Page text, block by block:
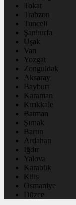
Tokat
Trabzon
Tunceli
Şanlıurfa
Uşak
Van
Yozgat
Zonguldak
Aksaray
Bayburt
Karaman
Kırıkkale
Batman
Şırnak
Bartın
Ardahan
Iğdır
Yalova
Karabük
Kilis
Osmaniye
Düzce